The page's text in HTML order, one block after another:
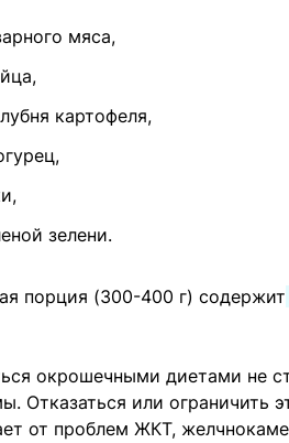
мяса,
картофеля,
зелени.
порция (300-400 г) содержит
окрошечными диетами не
Отказаться или ограничить
от проблем ЖКТ,